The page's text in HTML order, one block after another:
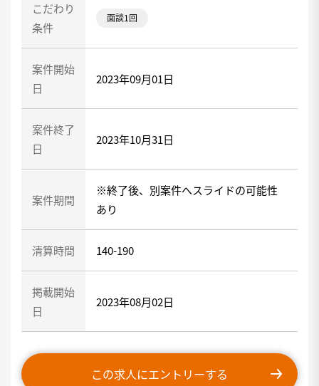
こだわり
条件
面談1回
案件開始
日
2023年09月01日
案件終了
日
2023年10月31日
案件期間
※終了後、別案件へスライドの可能性
あり
清算時間 140-190
掲載開始
日
2023年08月02日
この求人にエントリーする